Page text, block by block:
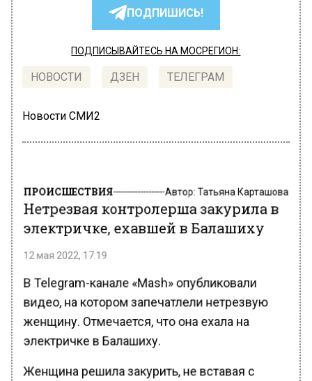
ПОДПИШИСЬ!
ПОДПИСЫВАЙТЕСЬ НА МОСРЕГИОН:
НОВОСТИ ДЗЕН ТЕЛЕГРАМ
Новости СМИ2
ПРОИСШЕСТВИЯ Автор:Татьяна Карташова
Нетрезвая контролерша закурила в
электричке, ехавшей в Балашиху
12 мая 2022, 17:19
В Telegram-канале «Mash» опубликовали
видео, на котором запечатлели нетрезвую
женщину. Отмечается, что она ехала на
электричке в Балашиху.
Женщина решила закурить, не вставая с